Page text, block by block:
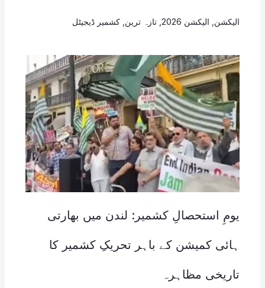
الیکشن الیکشن 2026 , تازہ ترین کشمیر ڈیجیٹل
یومِ استحصالِ کشمیر: لندن میں بھارتی
ہائی کمیشن کے باہر تحریکِ کشمیر کا
تاریخی مظاہرہ